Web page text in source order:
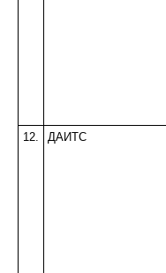
12. ДАИТС